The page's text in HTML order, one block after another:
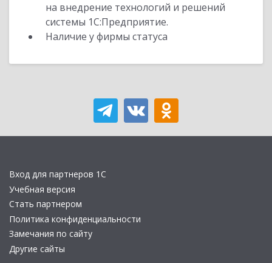
на внедрение технологий и решений
системы 1С:Предприятие.
Наличие у фирмы статуса
Вход для партнеров 1С
Учебная версия
Стать партнером
Политика конфиденциальности
Замечания по сайту
Другие сайты